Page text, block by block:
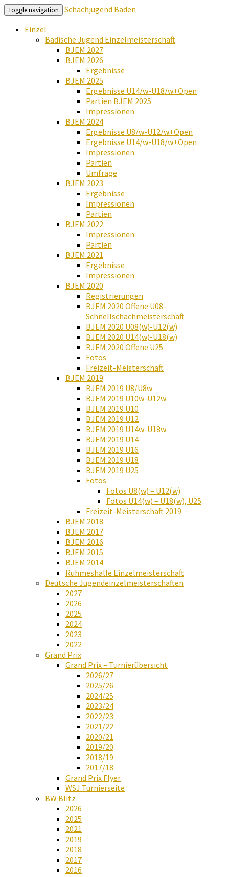
Toggle navigation
Schachjugend Baden
Einzel
Badische Jugend Einzelmeisterschaft
BJEM 2027
BJEM 2026
Ergebnisse
BJEM 2025
Ergebnisse U14/w-U18/w+Open
Partien BJEM 2025
Impressionen
BJEM 2024
Ergebnisse U8/w-U12/w+Open
Ergebnisse U14/w-U18/w+Open
Impressionen
Partien
Umfrage
BJEM 2023
Ergebnisse
Impressionen
Partien
BJEM 2022
Impressionen
Partien
BJEM 2021
Ergebnisse
Impressionen
BJEM 2020
Registrierungen
BJEM 2020 Offene U08-
Schnellschachmeisterschaft
BJEM 2020 U08(w)-U12(w)
BJEM 2020 U14(w)-U18(w)
BJEM 2020 Offene U25
Fotos
Freizeit-Meisterschaft
BJEM 2019
BJEM 2019 U8/U8w
BJEM 2019 U10w-U12w
BJEM 2019 U10
BJEM 2019 U12
BJEM 2019 U14w-U18w
BJEM 2019 U14
BJEM 2019 U16
BJEM 2019 U18
BJEM 2019 U25
Fotos
Fotos U8(w) – U12(w)
Fotos U14(w) – U18(w), U25
Freizeit-Meisterschaft 2019
BJEM 2018
BJEM 2017
BJEM 2016
BJEM 2015
BJEM 2014
Ruhmeshalle Einzelmeisterschaft
Deutsche Jugendeinzelmeisterschaften
2027
2026
2025
2024
2023
2022
Grand Prix
Grand Prix – Turnierübersicht
2026/27
2025/26
2024/25
2023/24
2022/23
2021/22
2020/21
2019/20
2018/19
2017/18
Grand Prix Flyer
WSJ Turnierseite
BW Blitz
2026
2025
2021
2019
2018
2017
2016